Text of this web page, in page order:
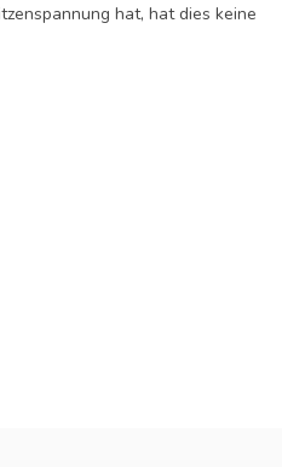
hat, hat dies keine